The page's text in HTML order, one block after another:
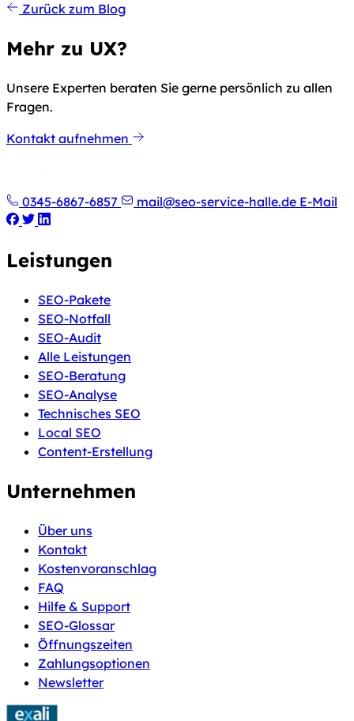
Zurück zum Blog
Mehr zu UX?
Unsere Experten beraten Sie gerne persönlich zu allen
Fragen.
Kontakt aufnehmen
0345-6867-6857 mail@seo-service-halle.de E-Mail
Leistungen
SEO-Pakete
SEO-Notfall
SEO-Audit
Alle Leistungen
SEO-Beratung
SEO-Analyse
Technisches SEO
Local SEO
Content-Erstellung
Unternehmen
Über uns
Kontakt
Kostenvoranschlag
FAQ
Hilfe & Support
SEO-Glossar
Öffnungszeiten
Zahlungsoptionen
Newsletter